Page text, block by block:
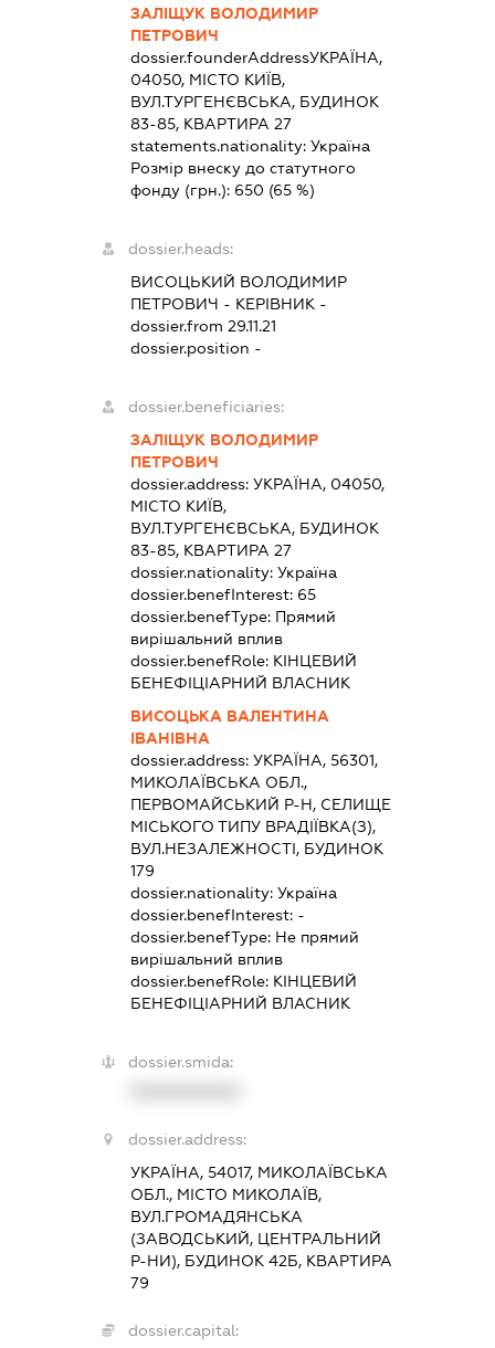
ЗАЛІЩУК ВОЛОДИМИР
ПЕТРОВИЧ
dossier.founderAddressУКРАЇНА,
04050, МІСТО КИЇВ,
ВУЛ.ТУРГЕНЄВСЬКА, БУДИНОК
83-85, КВАРТИРА 27
statements.nationality:Україна
Розмір внеску до статутного
фонду (грн.): 650 (65 %)
dossier.heads:
ВИСОЦЬКИЙ ВОЛОДИМИР
ПЕТРОВИЧ - КЕРІВНИК -
dossier.from 29.11.21
dossier.position -
dossier.beneficiaries:
ЗАЛІЩУК ВОЛОДИМИР
ПЕТРОВИЧ
dossier.address:УКРАЇНА, 04050,
МІСТО КИЇВ,
ВУЛ.ТУРГЕНЄВСЬКА, БУДИНОК
83-85, КВАРТИРА 27
dossier.nationality:Україна
dossier.benefInterest: 65
dossier.benefType: Прямий
вирішальний вплив
dossier.benefRole: КІНЦЕВИЙ
БЕНЕФІЦІАРНИЙ ВЛАСНИК
ВИСОЦЬКА ВАЛЕНТИНА
ІВАНІВНА
dossier.address:УКРАЇНА, 56301,
МИКОЛАЇВСЬКА ОБЛ.,
ПЕРВОМАЙСЬКИЙ Р-Н, СЕЛИЩЕ
МІСЬКОГО ТИПУ ВРАДІЇВКА(З),
ВУЛ.НЕЗАЛЕЖНОСТІ, БУДИНОК
179
dossier.nationality:Україна
dossier.benefInterest: -
dossier.benefType: Не прямий
вирішальний вплив
dossier.benefRole: КІНЦЕВИЙ
БЕНЕФІЦІАРНИЙ ВЛАСНИК
dossier.smida:
dossier.address:
УКРАЇНА, 54017, МИКОЛАЇВСЬКА
ОБЛ., МІСТО МИКОЛАЇВ,
ВУЛ.ГРОМАДЯНСЬКА
(ЗАВОДСЬКИЙ, ЦЕНТРАЛЬНИЙ
Р-НИ), БУДИНОК 42Б, КВАРТИРА
79
dossier.capital: